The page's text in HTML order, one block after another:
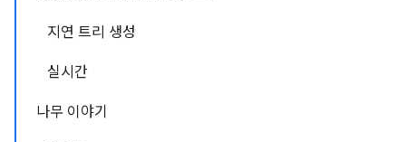
지연 트리 생성
실시간
나무 이야기